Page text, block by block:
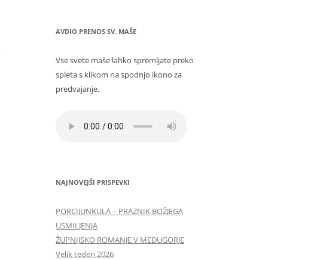
AVDIO PRENOS SV. MAŠE
Vse svete maše lahko spremljate preko
spleta s klikom na spodnjo ikono za
predvajanje.
NAJNOVEJŠI PRISPEVKI
PORCIJUNKULA – PRAZNIK BOŽJEGA
USMILJENJA
ŽUPNIJSKO ROMANJE V MEĐUGORJE
Velik teden 2026